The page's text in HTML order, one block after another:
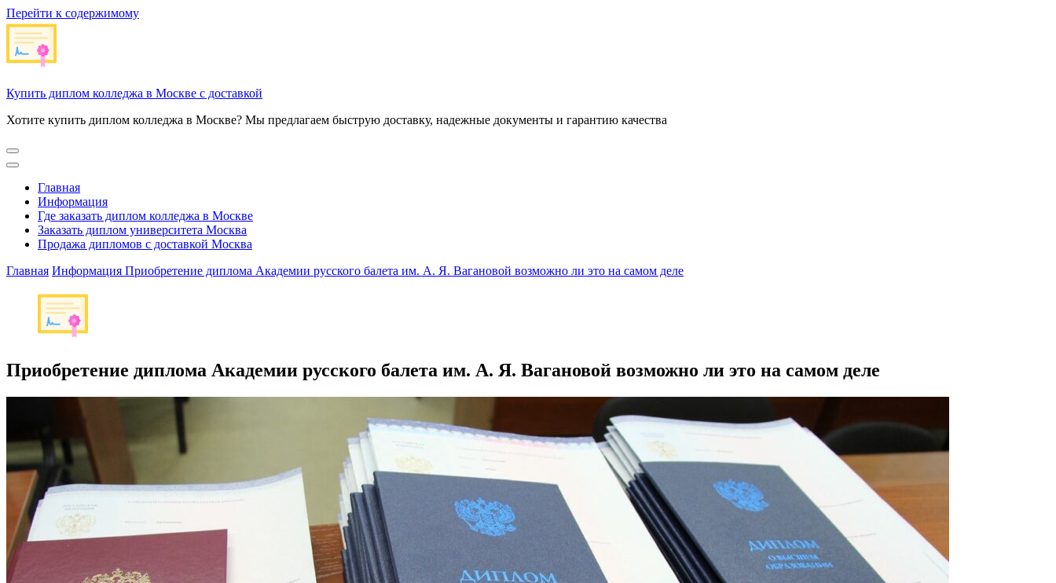
Перейти к содержимому
Купить диплом колледжа в Москве с доставкой
Хотите купить диплом колледжа в Москве? Мы предлагаем быструю доставку, надежные документы и гарантию качества
Главная
Информация
Где заказать диплом колледжа в Москве
Заказать диплом университета Москва
Продажа дипломов с доставкой Москва
Главная Информация Приобретение диплома Академии русского балета им. А. Я. Вагановой возможно ли это на самом деле
Приобретение диплома Академии русского балета им. А. Я. Вагановой возможно ли это на самом деле